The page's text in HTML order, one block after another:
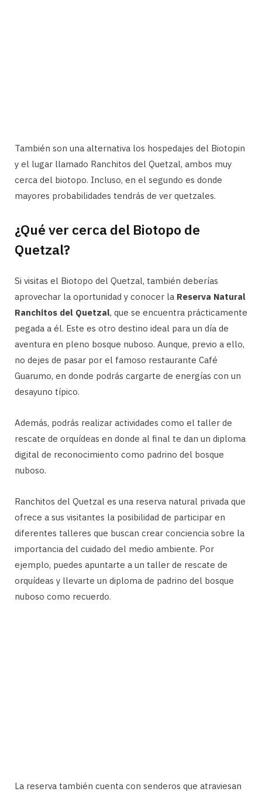
También son una alternativa los hospedajes del Biotopin
y el lugar llamado Ranchitos del Quetzal, ambos muy
cerca del biotopo. Incluso, en el segundo es donde
mayores probabilidades tendrás de ver quetzales.
¿Qué ver cerca del Biotopo de
Quetzal?
Si visitas el Biotopo del Quetzal, también deberías
aprovechar la oportunidad y conocer la Reserva Natural
Ranchitos del Quetzal, que se encuentra prácticamente
pegada a él. Este es otro destino ideal para un día de
aventura en pleno bosque nuboso. Aunque, previo a ello,
no dejes de pasar por el famoso restaurante Café
Guarumo, en donde podrás cargarte de energías con un
desayuno típico.
Además, podrás realizar actividades como el taller de
rescate de orquídeas en donde al final te dan un diploma
digital de reconocimiento como padrino del bosque
nuboso.
Ranchitos del Quetzal es una reserva natural privada que
ofrece a sus visitantes la posibilidad de participar en
diferentes talleres que buscan crear conciencia sobre la
importancia del cuidado del medio ambiente. Por
ejemplo, puedes apuntarte a un taller de rescate de
orquídeas y llevarte un diploma de padrino del bosque
nuboso como recuerdo.
La reserva también cuenta con senderos que atraviesan